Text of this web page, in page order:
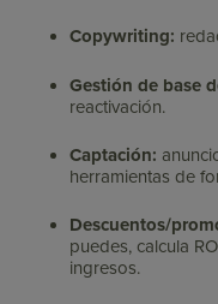
Copywriting:
Gestión de base
reactivación.
Captación:
herramientas de
Descuentos/
puedes, calcula
ingresos.